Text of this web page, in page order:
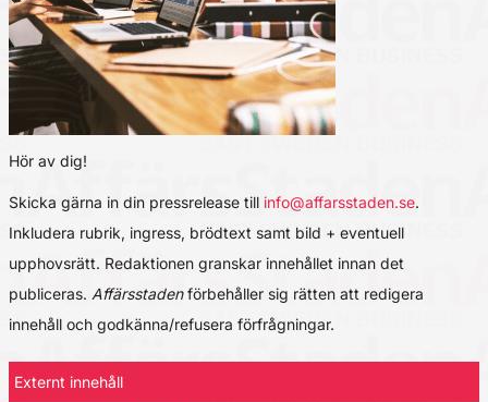
Hör av dig!
Skicka gärna in din pressrelease till info@affarsstaden.se.
Inkludera rubrik, ingress, brödtext samt bild + eventuell
upphovsrätt. Redaktionen granskar innehållet innan det
publiceras. Affärsstadenförbehåller sig rätten att redigera
innehåll och godkänna/refusera förfrågningar.
Externt innehåll